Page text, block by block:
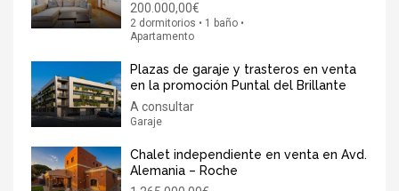
200.000,00€
2 dormitorios • 1 baño •
Apartamento
Plazas de garaje y trasteros en venta
en la promoción Puntal del Brillante
A consultar
Garaje
Chalet independiente en venta en Avd.
Alemania – Roche